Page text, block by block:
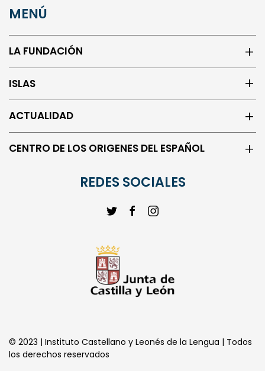
MENÚ
LA FUNDACIÓN
ISLAS
ACTUALIDAD
© 2023 | Instituto Castellano y Leonés de la Lengua | Todos